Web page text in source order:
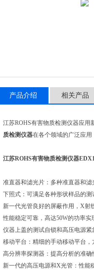
产品介绍 相关产品
江苏ROHS有害物质检测仪器应
质检测仪器在各个领域的广泛应用
江苏ROHS有害物质检测仪器
准直器和滤光片：多种准直器和
下照式：可满足各种形状样品的测
新一代光管良好的屏蔽作用，X射
性能稳定可靠，高达50W的功率实
仪器上盖的测试自锁和高压电源
移动平台：精细的手动移动平台，
高分辨率探测器：提高分析的准确
新一代的高压电源和X光管：性能